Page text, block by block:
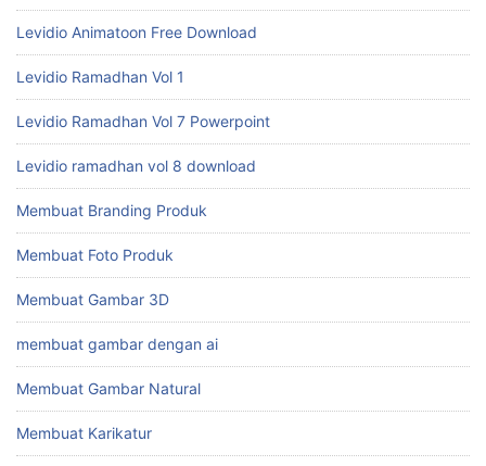
Levidio Animatoon Free Download
Levidio Ramadhan Vol 1
Levidio Ramadhan Vol 7 Powerpoint
Levidio ramadhan vol 8 download
Membuat Branding Produk
Membuat Foto Produk
Membuat Gambar 3D
membuat gambar dengan ai
Membuat Gambar Natural
Membuat Karikatur